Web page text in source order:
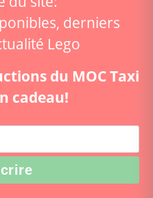
derniers
Lego
du MOC Taxi
cadeau!